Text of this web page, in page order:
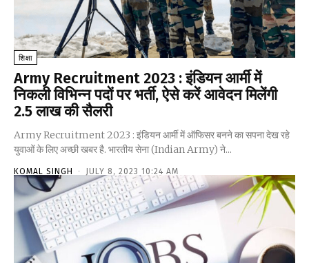
शिक्षा
Army Recruitment 2023 : इंडियन आर्मी में
निकली विभिन्न पदों पर भर्ती, ऐसे करें आवेदन मिलेंगी
₹2.5 लाख की सैलरी
Army Recruitment 2023 : इंडियन आर्मी में ऑफिसर बनने का सपना देख रहे
युवाओं के लिए अच्छी खबर है. भारतीय सेना (Indian Army) ने...
KOMAL SINGH - JULY 8, 2023 10:24 AM